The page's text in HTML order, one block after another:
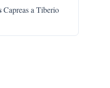
Capreas a Tiberio